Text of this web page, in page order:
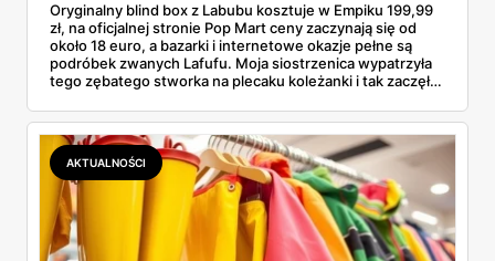
Oryginalny blind box z Labubu kosztuje w Empiku 199,99
zł, na oficjalnej stronie Pop Mart ceny zaczynają się od
około 18 euro, a bazarki i internetowe okazje pełne są
podróbek zwanych Lafufu. Moja siostrzenica wypatrzyła
tego zębatego stworka na plecaku koleżanki i tak zaczęło
kosztuje i po czym poznać, że sprzedawca nie wciska nam
podróbki. Spisałam wszystko, czego się dowiedziałam —
łącznie z jedną wpadką, o której za chwilę.
AKTUALNOŚCI